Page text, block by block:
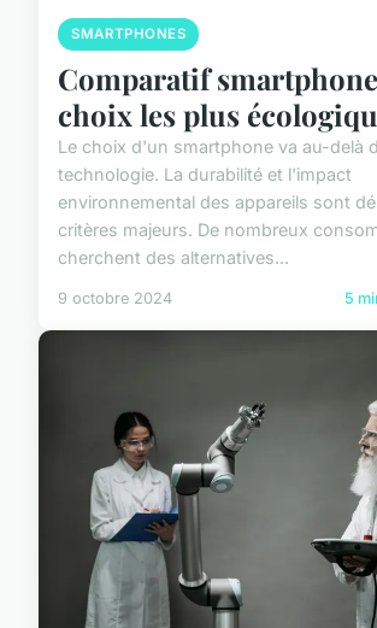
SMARTPHONES
Comparatif
choix les plus
Le choix d'un smartphone va au-delà
technologie. La durabilité et l'impact
environnemental des appareils sont
critères majeurs. De nombreux
cherchent des alternatives...
9 octobre 2024 5